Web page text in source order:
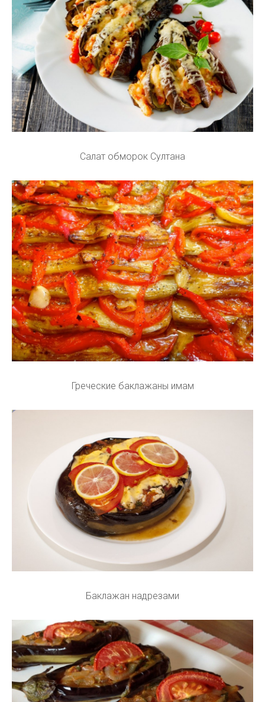
Салат обморок Султана
Греческие баклажаны имам
Баклажан надрезами